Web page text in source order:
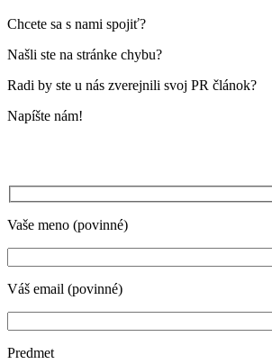
Chcete sa s nami spojiť?
Našli ste na stránke chybu?
Radi by ste u nás zverejnili svoj PR článok?
Napíšte nám!
Vaše meno (povinné)
Váš email (povinné)
Predmet